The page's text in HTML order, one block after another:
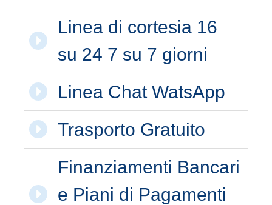
Linea di cortesia 16
su 24 7 su 7 giorni
Linea Chat WatsApp
Trasporto Gratuito
Finanziamenti Bancari
e Piani di Pagamenti